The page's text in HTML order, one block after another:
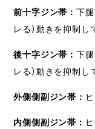
前十字ジン帯：下腿
レる）動きを抑制し
後十字ジン帯：下腿
レる）動きを抑制し
外側側副ジン帯：
内側側副ジン帯：